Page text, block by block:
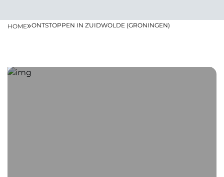
HOME»ONTSTOPPEN IN ZUIDWOLDE (GRONINGEN)